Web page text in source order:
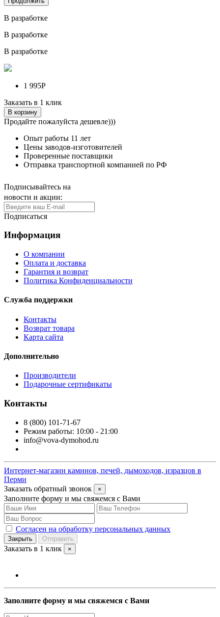
В разработке
В разработке
В разработке
1 995Р
Заказать в 1 клик
В корзину
Продайте пожалуйста дешевле)))
Опыт работы 11 лет
Цены заводов-изготовителей
Проверенные поставщики
Отправка транспортной компанией по РФ
Подписывайтесь на
новости и акции:
Подписаться
Информация
О компании
Оплата и доставка
Гарантия и возврат
Политика Конфиденциальности
Служба поддержки
Контакты
Возврат товара
Карта сайта
Дополнительно
Производители
Подарочные сертификаты
Контакты
8 (800) 101-71-67
Режим работы: 10:00 - 21:00
info@vova-dymohod.ru
Интернет-магазин каминов, печей, дымоходов, изразцов в
Перми
Заказать обратный звонок
×
Заполните форму и мы свяжемся с Вами
Согласен на обработку персональных данных
Закрыть Отправить
Заказать в 1 клик ×
Заполните форму и мы свяжемся с Вами